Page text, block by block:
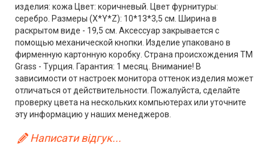
изделия: кожа Цвет: коричневый. Цвет фурнитуры:
серебро. Размеры (X*Y*Z): 10*13*3,5 см. Ширина в
раскрытом виде - 19,5 см. Аксессуар закрывается с
помощью механической кнопки. Изделие упаковано в
фирменную картонную коробку. Страна происхождения ТМ
Grass - Турция. Гарантия: 1 месяц. Внимание! В
зависимости от настроек монитора оттенок изделия может
отличаться от действительности. Пожалуйста, сделайте
проверку цвета на нескольких компьютерах или уточните
эту информацию у наших менеджеров.
Написати відгук...